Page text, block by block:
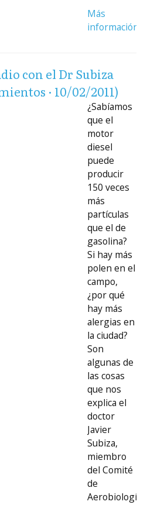
Más
información
con el Dr Subiza
· 10/02/2011)
¿Sabíamos
que el
motor
diesel
puede
producir
150 veces
más
partículas
que el de
gasolina?
Si hay más
polen en el
campo,
¿por qué
hay más
alergias en
la ciudad?
Son
algunas de
las cosas
que nos
explica el
doctor
Javier
Subiza,
miembro
del Comité
de
Aerobiología